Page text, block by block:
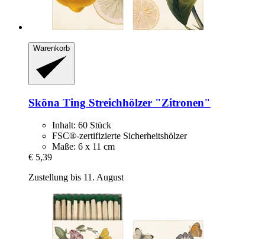
Warenkorb
Sköna Ting Streichhölzer "Zitronen"
Inhalt: 60 Stück
FSC®-zertifizierte Sicherheitshölzer
Maße: 6 x 11 cm
€ 5,39
Zustellung bis 11. August